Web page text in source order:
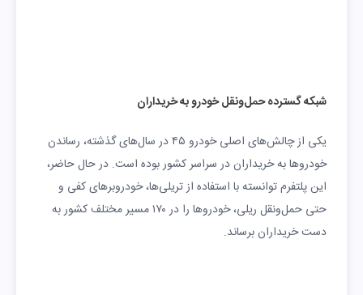
شبکه گسترده حمل‌ونقل خودرو به خریداران
یکی از چالش‌های اصلی خودرو ۴۵ در سال‌های گذشته، رساندن
خودروها به خریداران در سراسر کشور بوده است. در حال حاضر،
این پلتفرم توانسته با استفاده از تریلی‌ها، خودروبرهای کفی و
حتی حمل‌ونقل ریلی، خودروها را در ۱۷۰ مسیر مختلف کشور به
دست خریداران برساند.